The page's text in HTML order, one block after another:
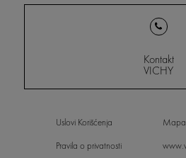
Kontakt
VICHY
Uslovi Korišćenja
Pravila o privatnosti
Mapa